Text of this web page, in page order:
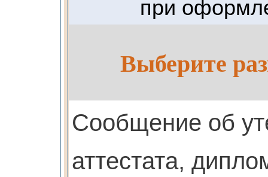
при
Выберите
Cообщение об
аттестата,